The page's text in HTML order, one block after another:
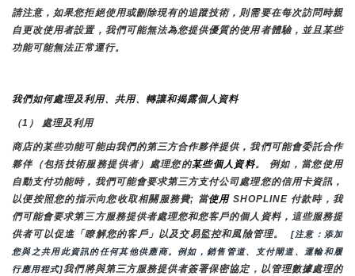
請注意，如果您拒絕使用或刪除現有的追蹤技術，則需要在每次訪問時親
自更改使用者設置，我們可能無法為您提供優質的使用者體驗，並且某些
功能可能無法正常運行。
我們如何處理及利用、共用、轉讓和揭露個人資料
（1） 處理及利用
商店的某些功能可能由我們的第三方合作夥伴提供，我們可能會委託合作
夥伴（包括技術服務提供者）處理您的某些個人資料。 例如，當您使用
自動支付功能時，我們可能會要求第三方支付公司處理您的信用卡資訊，
以便按照您的指示向您收取相關服務費; 當使用 SHOPLINE 付款時，我
們可能會要求第三方服務提供者處理您和您客戶的個人資料，這些服務提
供者可以促進「瞭解您的客戶」以及交易監控和風險管理。
[注意：添加
您與之共用此資訊的任何其他供應商。例如，銷售管道、支付閘道、運輸和履
行應用程式]我們將與第三方服務提供者簽署保密協定，以管理數據處理的